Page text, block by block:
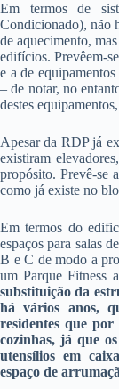
Em termos de
Condicionado), não
de aquecimento,
edifícios. Prevêem-
e a de
– de notar, no
destes
Apesar da RDP já
existiram
propósito. Prevê-se
como já existe no
Em termos do
espaços para salas
B e C de modo a
um Parque Fitness
substituição da
há vários anos,
residentes que por
cozinhas, já que
utensílios em
espaço de